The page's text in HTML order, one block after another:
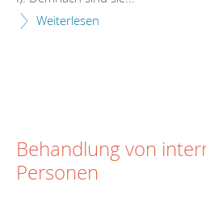
Weiterlesen
Behandlung von
Personen